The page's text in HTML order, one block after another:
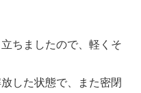
ちましたので、軽くそ
した状態で、また密閉